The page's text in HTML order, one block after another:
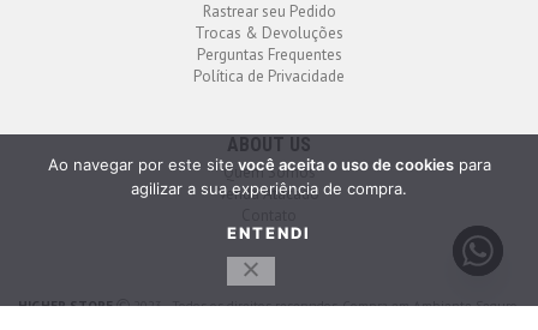
Rastrear seu Pedido
Trocas & Devoluções
Perguntas Frequentes
Política de Privacidade
ABOUT US
Quem Somos
Venda Atacado
HIGHER STORE 2023 - Todos os direitos reservados. Compra em Ambiente Seguro.
Ao navegar por este site você aceita o uso de cookiespara
agilizar a sua experiência de compra.
ENTENDI